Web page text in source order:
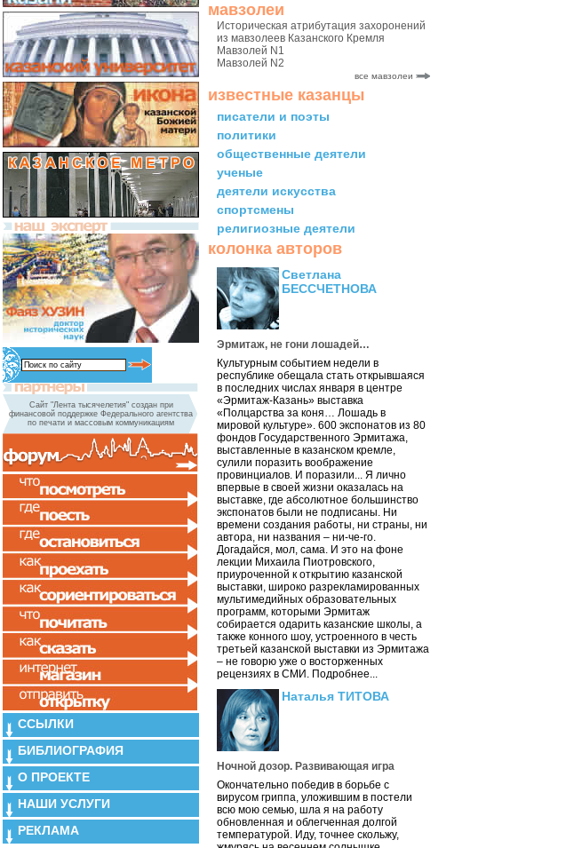
мавзолеи
Историческая атрибутация захоронений
из мавзолеев Казанского Кремля
Мавзолей N1
Мавзолей N2
все мавзолеи
известные казанцы
писатели и поэты
политики
общественные деятели
ученые
деятели искусства
спортсмены
религиозные деятели
колонка авторов
Светлана
БЕССЧЕТНОВА
Эрмитаж, не гони лошадей…
Культурным событием недели в
республике обещала стать открывшаяся
в последних числах января в центре
«Эрмитаж-Казань» выставка
«Полцарства за коня… Лошадь в
мировой культуре». 600 экспонатов из 80
фондов Государственного Эрмитажа,
выставленные в казанском кремле,
сулили поразить воображение
провинциалов. И поразили... Я лично
впервые в своей жизни оказалась на
выставке, где абсолютное большинство
экспонатов были не подписаны. Ни
времени создания работы, ни страны, ни
автора, ни названия – ни-че-го.
Догадайся, мол, сама. И это на фоне
лекции Михаила Пиотровского,
приуроченной к открытию казанской
выставки, широко разрекламированных
мультимедийных образовательных
программ, которыми Эрмитаж
собирается одарить казанские школы, а
также конного шоу, устроенного в честь
третьей казанской выставки из Эрмитажа
– не говорю уже о восторженных
рецензиях в СМИ. Подробнее...
Наталья ТИТОВА
Ночной дозор. Развивающая игра
Окончательно победив в борьбе с
вирусом гриппа, уложившим в постели
всю мою семью, шла я на работу
обновленная и облегченная долгой
температурой. Иду, точнее скольжу,
Сайт "Лента тысячелетия" создан при
финансовой поддержке Федерального агентства
по печати и массовым коммуникациям
ССЫЛКИ
БИБЛИОГРАФИЯ
О ПРОЕКТЕ
НАШИ УСЛУГИ
РЕКЛАМА